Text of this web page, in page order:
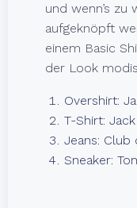
und wenn’s zu
aufgeknöpft
einem Basic
der Look
Overshirt:
T-Shirt:
Jeans:
Sneaker: